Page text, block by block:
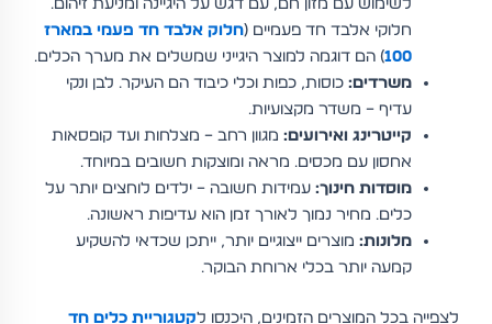
לשימוש עם מזון חם, עם דגש על היגיינה ומניעת זיהום.
חלוקי אלבד חד פעמיים (חלוק אלבד חד פעמי במארז
100) הם דוגמה למוצר היגייני שמשלים את מערך הכלים.
משרדים: כוסות, כפות וכלי כיבוד הם העיקר. לבן ונקי
עדיף – משדר מקצועיות.
קייטרינג ואירועים: מגוון רחב – מצלחות ועד קופסאות
אחסון עם מכסים. מראה ומוצקות חשובים במיוחד.
מוסדות חינוך: עמידות חשובה – ילדים לוחצים יותר על
כלים. מחיר נמוך לאורך זמן הוא עדיפות ראשונה.
מלונות: מוצרים ייצוגיים יותר, ייתכן שכדאי להשקיע
קמעה יותר בכלי ארוחת הבוקר.
לצפייה בכל המוצרים הזמינים, היכנסו לקטגוריית כלים חד